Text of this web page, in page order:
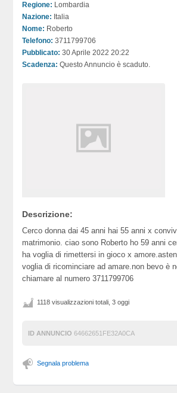
Regione: Lombardia
Nazione: Italia
Nome: Roberto
Telefono: 3711799706
Pubblicato: 30 Aprile 2022 20:22
Scadenza: Questo Annuncio è scaduto.
Descrizione:
Cerco donna dai 45 anni hai 55 anni x
matrimonio. ciao sono Roberto ho 59 anni
ha voglia di rimettersi in gioco x
voglia di ricominciare ad amare.non bevo è
chiamare al numero 3711799706
1118 visualizzazioni totali, 3 oggi
ID ANNUNCIO 64662651FE32A0CA
Segnala problema